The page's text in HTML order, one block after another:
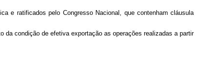
e ratificados pelo Congresso Nacional, que contenham cláusula
da condição de efetiva exportação as operações realizadas a partir